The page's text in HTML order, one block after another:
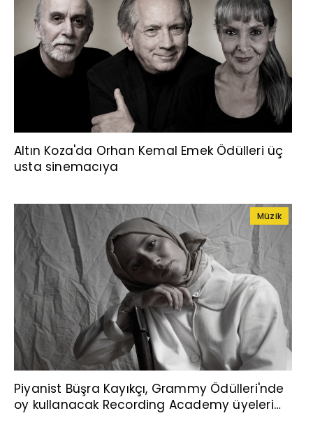
Altın Koza'da Orhan Kemal Emek Ödülleri üç
usta sinemacıya
Müzik
Piyanist Büşra Kayıkçı, Grammy Ödülleri'nde
oy kullanacak Recording Academy üyeleri